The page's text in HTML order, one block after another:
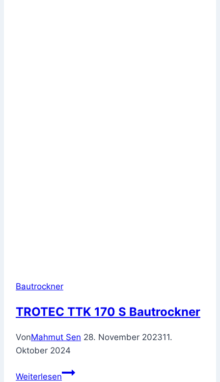
Bautrockner
TROTEC TTK 170 S Bautrockner
VonMahmut Sen 28. November 202311.
Oktober 2024
WeiterlesenTROTEC